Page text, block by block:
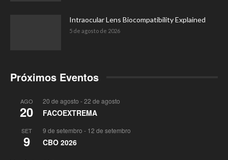
Intraocular Lens Biocompatibility Explained
5 de agosto de 2026
Próximos Eventos
AGO
20
20 de agosto -22 de agosto
FACOEXTREMA
SET
9
9 de setembro - 12 de setembro
CBO 2026